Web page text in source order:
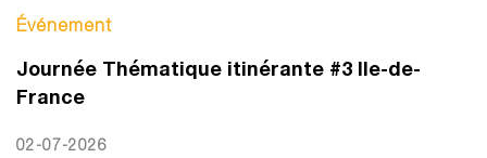
Événement
Journée Thématique itinérante #3 Ile-de-
France
02-07-2026